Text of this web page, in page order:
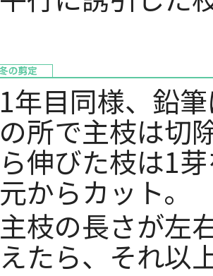
1年目同様、鉛
の所で主枝は切
ら伸びた枝は1
元からカット。
主枝の長さが左
えたら、それ以